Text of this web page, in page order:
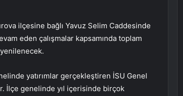
ilçesine bağlı Yavuz Selim Caddesinde
eden çalışmalar kapsamında toplam
yatırımlar gerçekleştiren İSU Genel
İlçe genelinde yıl içerisinde birçok